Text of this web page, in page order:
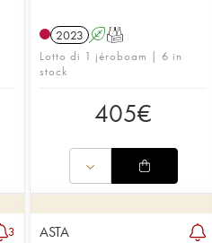
2023 AT
Lotto di 1 jéroboam | 6 in
stock
405€
3 ASTA